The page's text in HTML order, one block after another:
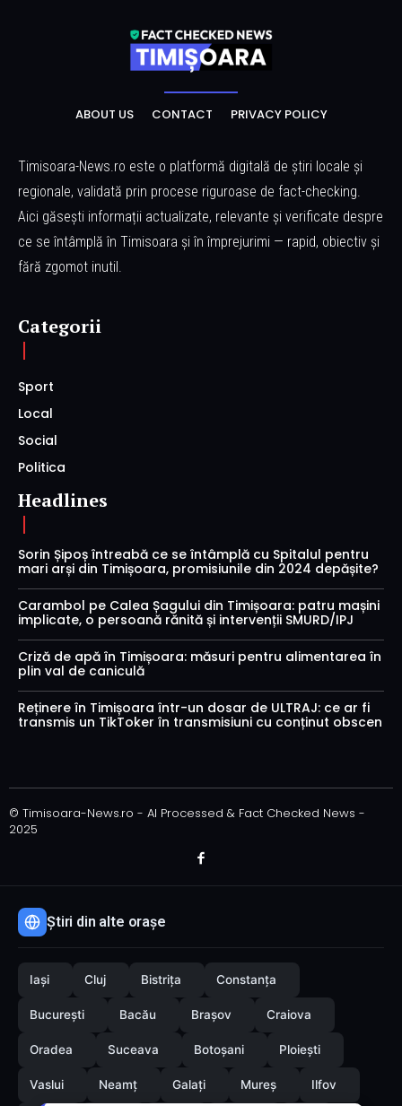
ABOUT US CONTACT PRIVACY POLICY
Timisoara-News.ro este o platformă digitală de știri locale și
regionale, validată prin procese riguroase de fact-checking.
Aici găsești informații actualizate, relevante și verificate despre
ce se întâmplă în Timisoara și în împrejurimi — rapid, obiectiv și
fără zgomot inutil.
Categorii
Sport
Local
Social
Politica
Headlines
Sorin Șipoș întreabă ce se întâmplă cu Spitalul pentru
mari arși din Timișoara, promisiunile din 2024 depășite?
Carambol pe Calea Șagului din Timișoara: patru mașini
implicate, o persoană rănită și intervenții SMURD/IPJ
Criză de apă în Timișoara: măsuri pentru alimentarea în
plin val de caniculă
Reținere în Timișoara într-un dosar de ULTRAJ: ce ar fi
transmis un TikToker în transmisiuni cu conținut obscen
© Timisoara-News.ro - AI Processed & Fact Checked News -
2025
Știri din alte orașe
Iași Cluj Bistrița Constanța
București Bacău Brașov Craiova
Oradea Suceava Botoșani Ploiești
Vaslui Neamț Galați Mureș Ilfov